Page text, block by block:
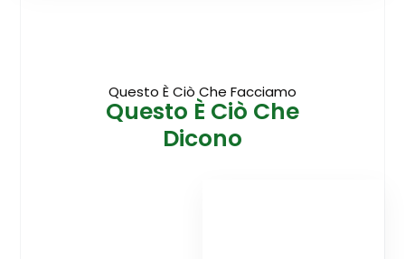
Questo È Ciò Che Facciamo
Questo È Ciò Che
Dicono